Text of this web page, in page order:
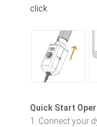
click
Quick Start
1. Connect your